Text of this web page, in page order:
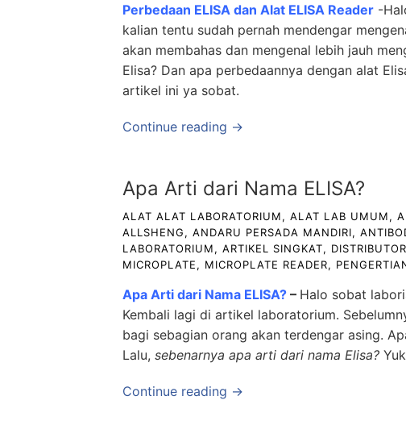
Perbedaan ELISA dan Alat ELISA Reader -
kalian tentu sudah pernah mendengar
akan membahas dan mengenal lebih jauh
Elisa? Dan apa perbedaannya dengan alat
artikel ini ya sobat.
Continue reading →
Apa Arti dari Nama ELISA?
ALAT ALAT LABORATORIUM, ALAT LAB UMUM,
ALLSHENG, ANDARU PERSADA MANDIRI,
LABORATORIUM, ARTIKEL SINGKAT,
MICROPLATE, MICROPLATE READER,
Apa Arti dari Nama ELISA? – Halo sobat
Kembali lagi di artikel laboratorium.
bagi sebagian orang akan terdengar asing.
Lalu, sebenarnya apa arti dari nama Elisa?
Continue reading →